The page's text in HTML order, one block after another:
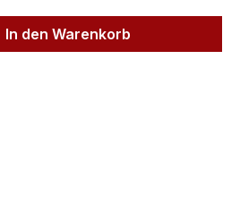
gewünschten Wert
In den Warenkorb